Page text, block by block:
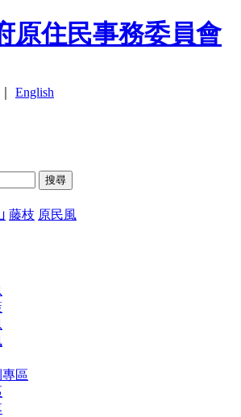
原住民事務委員會
English
搜尋
藤枝 原民風
區